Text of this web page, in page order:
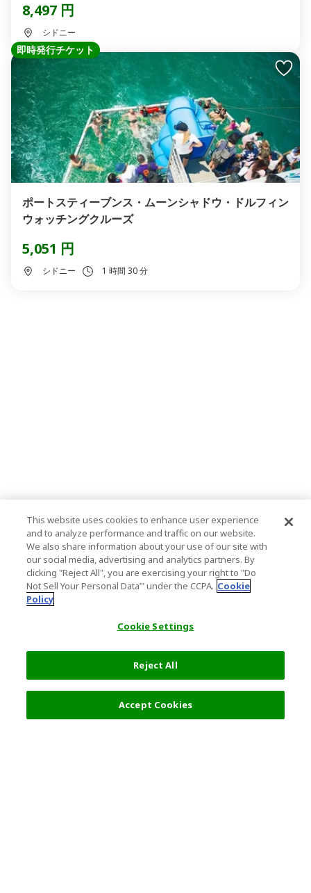
8,497 円
シドニー
即時発行チケット
ポートスティーブンス・ムーンシャドウ・ドルフィン
ウォッチングクルーズ
5,051 円
シドニー 1 時間 30 分
This website uses cookies to enhance user experience
and to analyze performance and traffic on our website.
We also share information about your use of our site with
our social media, advertising and analytics partners. By
clicking "Reject All", you are exercising your right to "Do
Not Sell Your Personal Data’" under the CCPA. Cookie
Policy
Cookie Settings
Reject All
Accept Cookies